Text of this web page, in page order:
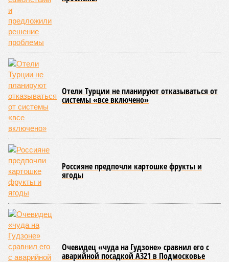
Отели Турции не планируют отказываться от
системы «все включено»
Россияне предпочли картошке фрукты и
ягоды
Очевидец «чуда на Гудзоне» сравнил его с
аварийной посадкой А321 в Подмосковье